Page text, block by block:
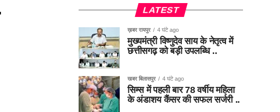
LATEST
ख़बर रायपुर 4 घंटे ago
मुख्यमंत्री विष्णुदेव साय के नेतृत्व में
छत्तीसगढ़ को बड़ी उपलब्धि ..
खबर बिलासपुर 4 घंटे ago
सिम्स में पहली बार 78 वर्षीय महिला
के अंडाशय कैंसर की सफल सर्जरी ..